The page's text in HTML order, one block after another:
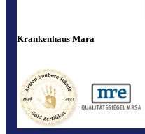
Krankenhaus Mara